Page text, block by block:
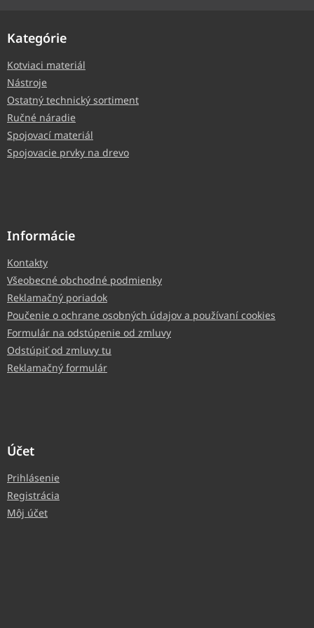
Kategórie
Kotviaci materiál
Nástroje
Ostatný technický sortiment
Ručné náradie
Spojovací materiál
Spojovacie prvky na drevo
Informácie
Kontakty
Všeobecné obchodné podmienky
Reklamačný poriadok
Poučenie o ochrane osobných údajov a používaní cookies
Formulár na odstúpenie od zmluvy
Odstúpiť od zmluvy tu
Reklamačný formulár
Účet
Prihlásenie
Registrácia
Môj účet